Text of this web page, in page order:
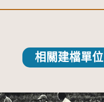
相關建檔單位